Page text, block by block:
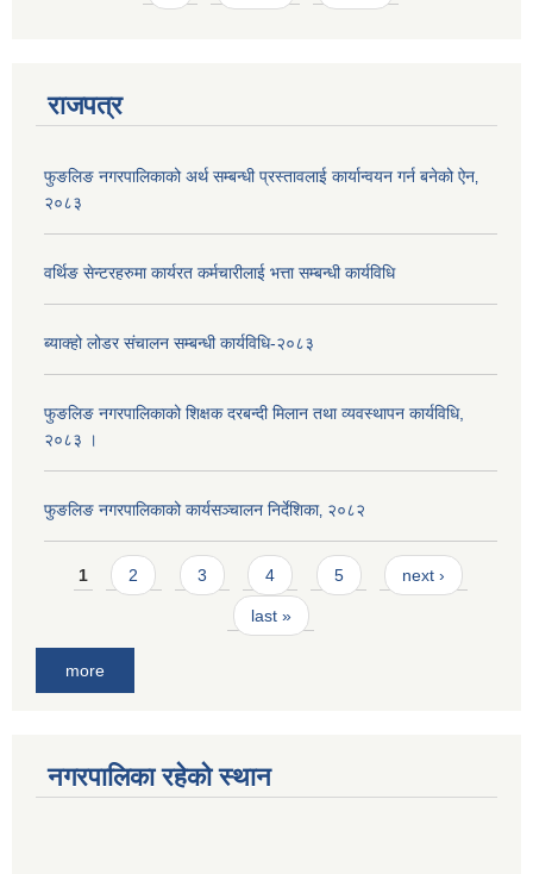
राजपत्र
फुङलिङ नगरपालिकाको अर्थ सम्बन्धी प्रस्तावलाई कार्यान्वयन गर्न बनेको ऐन‚
२०८३
वर्थिङ सेन्टरहरुमा कार्यरत कर्मचारीलाई भत्ता सम्बन्धी कार्यविधि
ब्याक्हो लोडर संचालन सम्बन्धी कार्यविधि-२०८३
फुङलिङ नगरपालिकाको शिक्षक दरबन्दी मिलान तथा व्यवस्थापन कार्यविधि,
२०८३ ।
फुङलिङ नगरपालिकाको कार्यसञ्चालन निर्देशिका‚ २०८२
Pages
1 2 3 4 5 next ›
last »
more
नगरपालिका रहेको स्थान